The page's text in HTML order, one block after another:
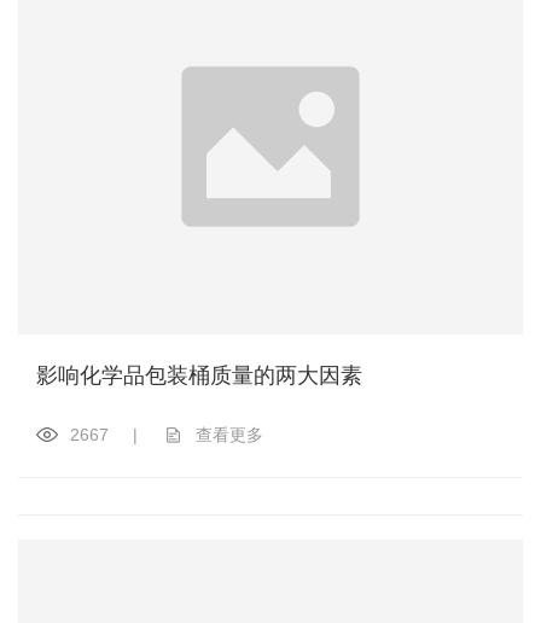
影响化学品包装桶质量的两大因素
2667 | 查看更多